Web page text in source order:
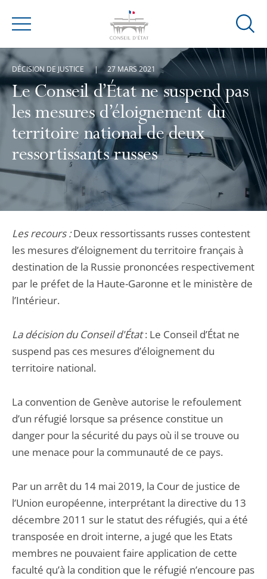
Menu
Ouvrir
de
Le Conseil d’État ne suspend pas
les mesures d’éloignement du
territoire national de deux
ressortissants russes
DÉCISION DE JUSTICE 27 MARS 2021
Les recours :Deux ressortissants russes contestent
les mesures d’éloignement du territoire français à
destination de la Russie prononcées respectivement
par le préfet de la Haute-Garonne et le ministère de
l’Intérieur.
La décision du Conseil d'État: Le Conseil d’État ne
suspend pas ces mesures d’éloignement du
territoire national.
La convention de Genève autorise le refoulement
d’un réfugié lorsque sa présence constitue un
danger pour la sécurité du pays où il se trouve ou
une menace pour la communauté de ce pays.
Par un arrêt du 14 mai 2019, la Cour de justice de
l’Union européenne, interprétant la directive du 13
décembre 2011 sur le statut des réfugiés, qui a été
transposée en droit interne, a jugé que les Etats
membres ne pouvaient faire application de cette
faculté qu’à la condition que le réfugié n’encoure pas